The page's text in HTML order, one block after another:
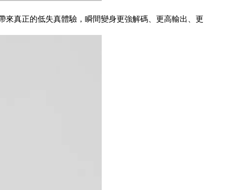
真正的低失真體驗，瞬間變身更強解碼、更高輸出、更